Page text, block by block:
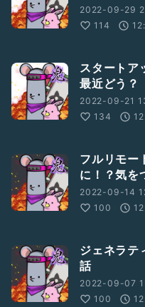
2022-09-29
114
スタートア
最近どう？
2022-09-21
134
フルリモー
に！？気を
2022-09-14
100
ジェネラテ
話
2022-09-07
100